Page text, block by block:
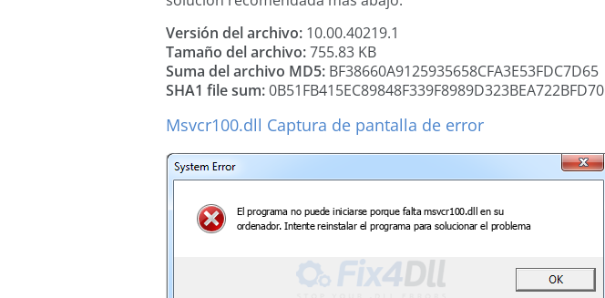
Versión del archivo: 10.00.40219.1
Tamaño del archivo:755.83 KB
Suma del archivo MD5: BF38660A9125935658CFA3E53FDC7D65
SHA1 file sum:0B51FB415EC89848F339F8989D323BEA722BFD70
Msvcr100.dll Captura de pantalla de error